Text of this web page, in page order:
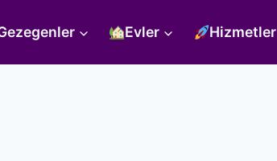
Evler Hizmetler